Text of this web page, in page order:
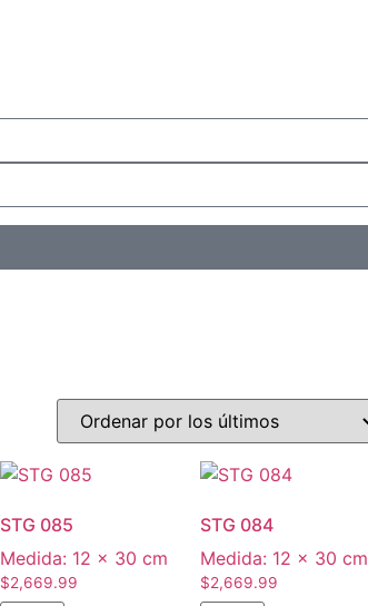
STG 085
Medida: 12 × 30 cm
$2,669.99
STG 084
Medida: 12 × 30 cm
$2,669.99